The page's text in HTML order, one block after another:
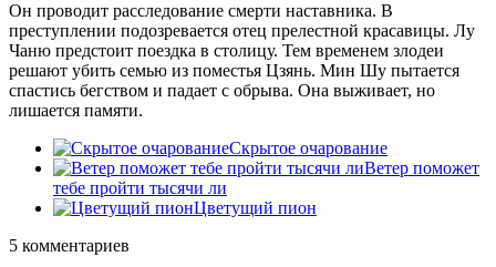
Он проводит расследование смерти наставника. В
преступлении подозревается отец прелестной красавицы. Лу
Чаню предстоит поездка в столицу. Тем временем злодеи
решают убить семью из поместья Цзянь. Мин Шу пытается
спастись бегством и падает с обрыва. Она выживает, но
лишается памяти.
Скрытое очарование
Ветер поможет
тебе пройти тысячи ли
Цветущий пион
5 комментариев